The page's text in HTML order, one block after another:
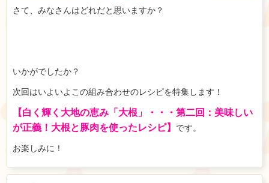
さて、みなさんはどれだと思いますか ？
いかがでしたか？
次回はいよいよこの組み合わせのレシピを特集します！
【白く輝く大地の恵み「大根」・・・第二回：美味しい
が正義！大根と豚肉を使ったレシピ】 です。
お楽しみに！